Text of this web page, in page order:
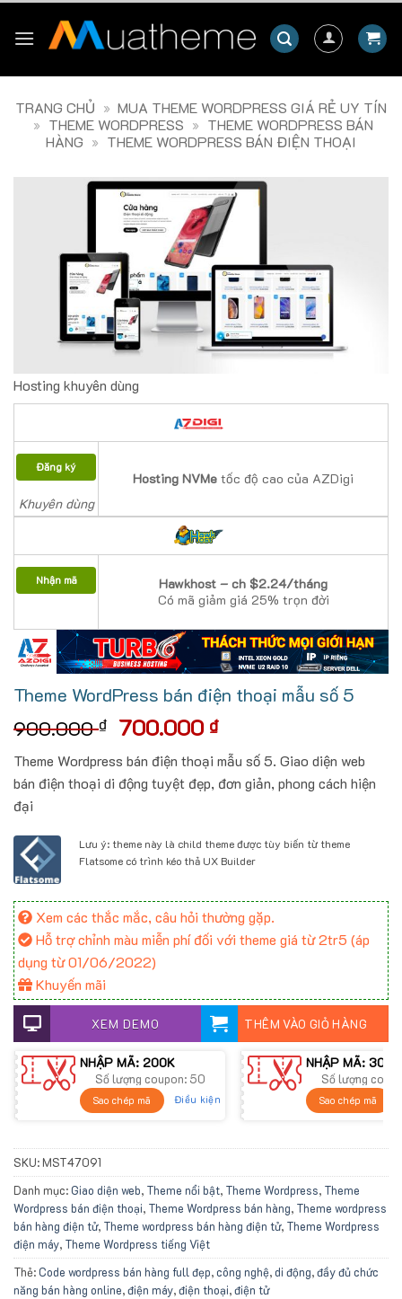
TRANG CHỦ » MUA THEME WORDPRESS GIÁ RẺ UY TÍN
» THEME WORDPRESS » THEME WORDPRESS BÁN
HÀNG » THEME WORDPRESS BÁN ĐIỆN THOẠI
Hosting khuyên dùng
Đăng ký
Khuyên dùng
Hosting NVMe tốc độ cao của AZDigi
Nhận mã
Hawkhost – ch $2.24/tháng
Có mã giảm giá 25% trọn đời
Theme WordPress bán điện thoại mẫu số 5
900.000₫ Giá
là:
900.000 ₫.
700.000 ₫Giá
hiện
tại
là:
Theme Wordpress bán điện thoại mẫu số 5. Giao diện web
bán điện thoại di động tuyệt đẹp, đơn giản, phong cách hiện
đại
Lưu ý: theme này là child theme được tùy biến từ theme
Flatsome có trình kéo thả UX Builder
Xem các thắc mắc, câu hỏi thường gặp.
Hỗ trợ chỉnh màu miễn phí đối với theme giá từ 2tr5 (áp
dụng từ 01/06/2022)
Khuyến mãi
XEM DEMO THÊM VÀO GIỎ HÀNG
NHẬP MÃ: 200K
Số lượng coupon: 50
Sao chép mã Điều kiện
NHẬP MÃ: 300K
Số lượng
Sao chép mã
SKU: MST47091
Danh mục:Giao diện web, Theme nổi bật, Theme Wordpress, Theme
Wordpress bán điện thoại, Theme Wordpress bán hàng, Theme wordpress
bán hàng điện tử, Theme wordpress bán hàng điện tử, Theme Wordpress
điện máy, Theme Wordpress tiếng Việt
Thẻ:Code wordpress bán hàng full đẹp,công nghệ,di động,đầy đủ chức
năng bán hàng online,điện máy,điện thoại,điện tử